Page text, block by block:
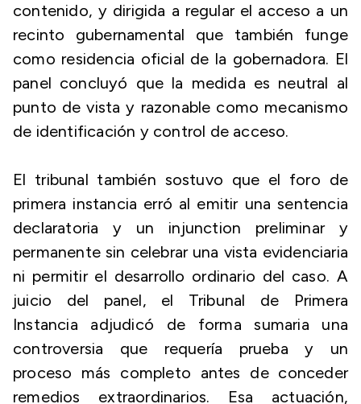
contenido, y dirigida a regular el acceso a un
recinto gubernamental que también funge
como residencia oficial de la gobernadora. El
panel concluyó que la medida es neutral al
punto de vista y razonable como mecanismo
de identificación y control de acceso.
El tribunal también sostuvo que el foro de
primera instancia erró al emitir una sentencia
declaratoria y un injunction preliminar y
permanente sin celebrar una vista evidenciaria
ni permitir el desarrollo ordinario del caso. A
juicio del panel, el Tribunal de Primera
Instancia adjudicó de forma sumaria una
controversia que requería prueba y un
proceso más completo antes de conceder
remedios extraordinarios. Esa actuación,